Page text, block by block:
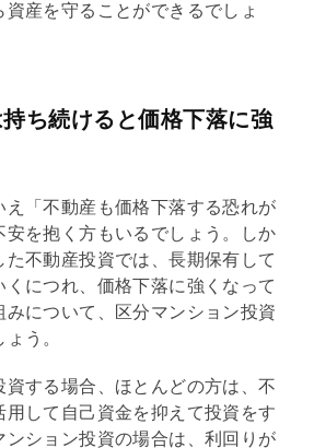
産を守ることができるでしょ
ち続けると価格下落に強
え「不動産も価格下落する恐れが
安を抱く方もいるでしょう。しか
た不動産投資では、長期保有して
くにつれ、価格下落に強くなって
みについて、区分マンション投資
う。
資する場合、ほとんどの方は、不
して自己資金を抑えて投資をす
ション投資の場合は、 利回り が